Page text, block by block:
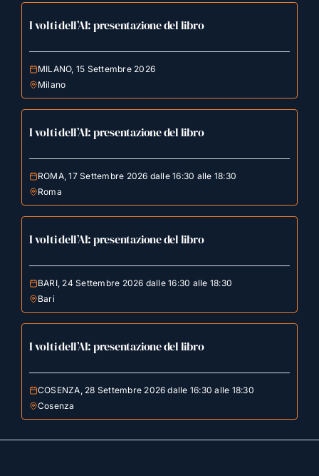
I volti dell’AI: presentazione del libro
MILANO, 15 Settembre 2026
Milano
I volti dell’AI: presentazione del libro
ROMA, 17 Settembre 2026 dalle 16:30 alle 18:30
Roma
I volti dell’AI: presentazione del libro
BARI, 24 Settembre 2026 dalle 16:30 alle 18:30
Bari
I volti dell’AI: presentazione del libro
COSENZA, 28 Settembre 2026 dalle 16:30 alle 18:30
Cosenza